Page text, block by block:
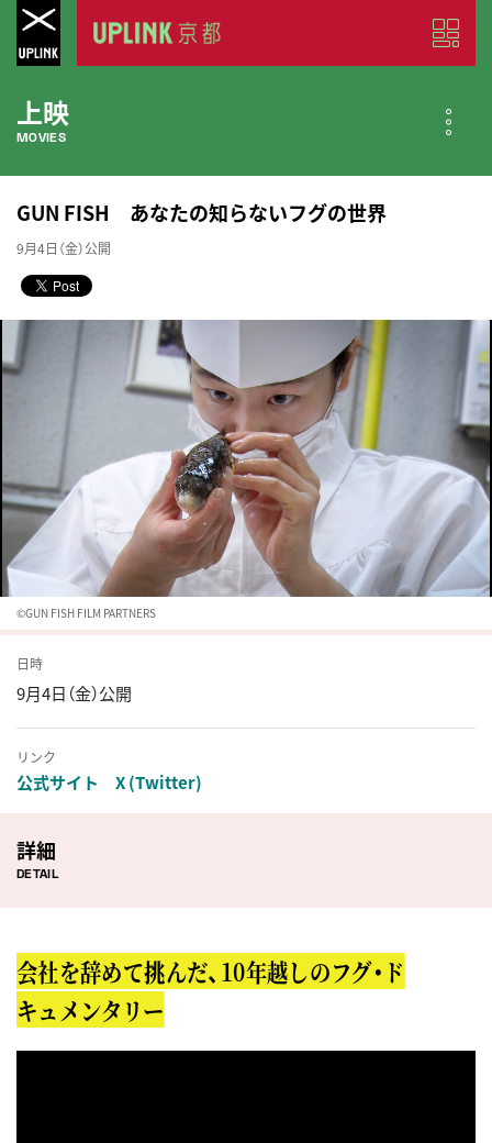
上映
MOVIES
公開中の作品
近日公開の作品
今月のスケジュール
MONTHLY SCHEDULE
GUN FISH あなたの知らないフグの世界
9月4日（金）公開
©GUN FISH FILM PARTNERS
日時
9月4日（金）公開
リンク
公式サイト X (Twitter)
詳細
DETAIL
会社を辞めて挑んだ、10年越しのフグ・ド
キュメンタリー